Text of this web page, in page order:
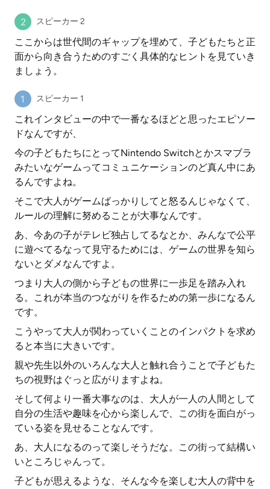
スピーカー 2
ここからは世代間のギャップを埋めて、子どもたちと正
面から向き合うためのすごく具体的なヒントを見ていき
ましょう。
スピーカー 1
これインタビューの中で一番なるほどと思ったエピソー
ドなんですが、
今の子どもたちにとってNintendo Switchとかスマブラ
みたいなゲームってコミュニケーションのど真ん中にあ
るんですよね。
そこで大人がゲームばっかりしてと怒るんじゃなくて、
ルールの理解に努めることが大事なんです。
あ、今あの子がテレビ独占してるなとか、みんなで公平
に遊べてるなって見守るためには、ゲームの世界を知ら
ないとダメなんですよ。
つまり大人の側から子どもの世界に一歩足を踏み入れ
る。これが本当のつながりを作るための第一歩になるん
です。
こうやって大人が関わっていくことのインパクトを求め
ると本当に大きいです。
親や先生以外のいろんな大人と触れ合うことで子どもた
ちの視野はぐっと広がりますよね。
そして何より一番大事なのは、大人が一人の人間として
自分の生活や趣味を心から楽しんで、この街を面白がっ
ている姿を見せることなんです。
あ、大人になるのって楽しそうだな。この街って結構い
いところじゃんって。
子どもが思えるような、そんな今を楽しむ大人の背中を